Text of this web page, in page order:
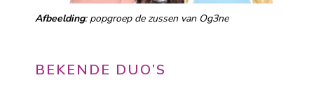
Afbeelding: popgroep de zussen van Og3ne
BEKENDE DUO’S